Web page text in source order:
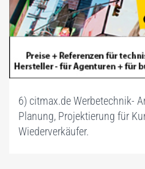
6) citmax.de Werbetechnik-
Planung, Projektierung für
Wiederverkäufer.